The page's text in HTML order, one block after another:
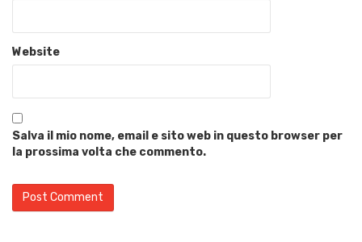
Website
Salva il mio nome, email e sito web in questo browser per
la prossima volta che commento.